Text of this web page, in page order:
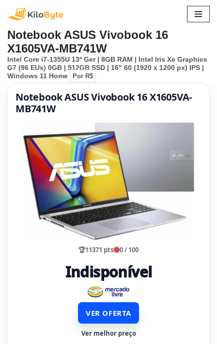
para
o
conteúdo
Notebook ASUS Vivobook 16
X1605VA-MB741W
Intel Core i7-1355U 13ª Ger | 8GB RAM | Intel Iris Xe Graphics
G7 (96 EUs) 0GB | 512GB SSD | 16" 60 (1920 x 1200 px) IPS |
Windows 11 Home
Por R$
Notebook ASUS Vivobook 16 X1605VA-
MB741W
🏆11371 pts 0 / 100
Indisponível
VER OFERTA
Ver melhor preço